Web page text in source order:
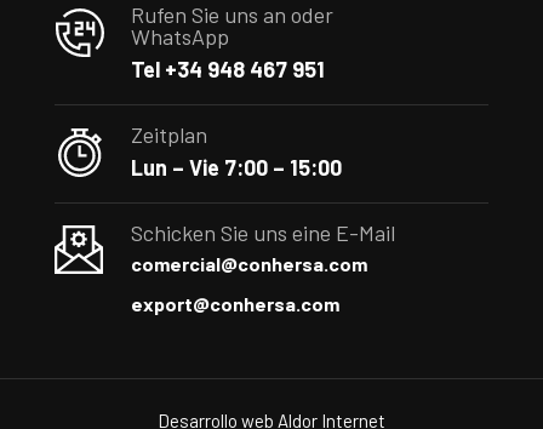
Rufen Sie uns an oder
WhatsApp
Tel +34 948 467 951
Zeitplan
Lun – Vie 7:00 – 15:00
Schicken Sie uns eine E-Mail
comercial@conhersa.com
export@conhersa.com
Desarrollo web Aldor Internet